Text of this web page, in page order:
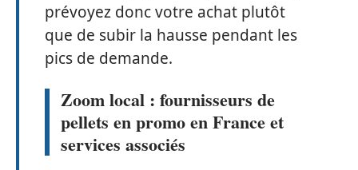
prévoyez donc votre achat plutôt
que de subir la hausse pendant les
pics de demande.
Zoom local : fournisseurs de
pellets en promo en France et
services associés